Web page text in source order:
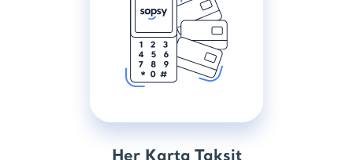
Her Karta Taksit